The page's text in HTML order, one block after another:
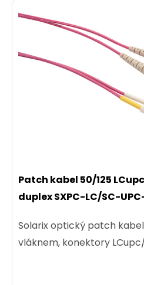
Patch kabel 50/125
duplex SXPC-LC/SC-
Solarix optický patch
vláknem, konektory